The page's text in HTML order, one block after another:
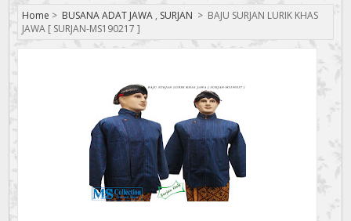
Home > BUSANA ADAT JAWA , SURJAN > BAJU SURJAN LURIK KHAS
JAWA [ SURJAN-MS190217 ]